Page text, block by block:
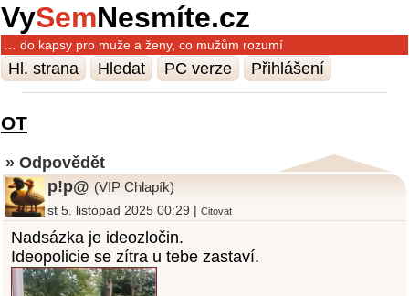
VySemNesmíte.cz
… do kapsy pro muže a ženy, co mužům rozumí
Hl. strana Hledat PC verze Přihlášení
OT
» Odpovědět
p!p@ (VIP Chlapík)
st 5. listopad 2025 00:29 |Citovat
Nadsázka je ideozločin.
Ideopolicie se zítra u tebe zastaví.